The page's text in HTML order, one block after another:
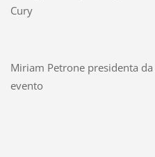
Cury
Miriam Petrone presidenta da
evento